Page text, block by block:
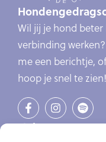
Wil jij je hond
verbinding
me een berichtje,
hoop je snel te zien!
Links